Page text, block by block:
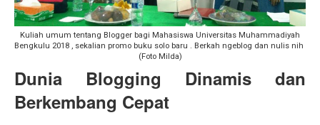
Kuliah umum tentang Blogger bagi Mahasiswa Universitas Muhammadiyah
Bengkulu 2018 , sekalian promo buku solo baru . Berkah ngeblog dan nulis nih
(Foto Milda)
Dunia Blogging Dinamis dan
Berkembang Cepat